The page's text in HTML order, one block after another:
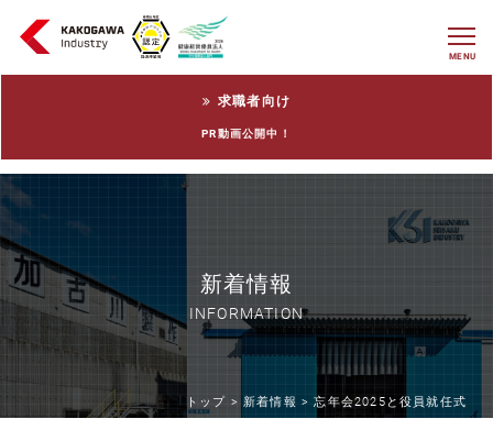
MENU
求職者向け
PR動画公開中！
新着情報
INFORMATION
トップ > 新着情報 >忘年会2025と役員就任式